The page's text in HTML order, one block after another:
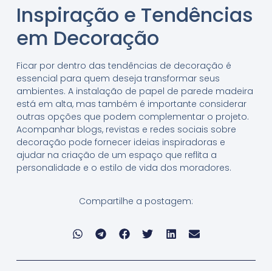
Inspiração e Tendências
em Decoração
Ficar por dentro das tendências de decoração é
essencial para quem deseja transformar seus
ambientes. A instalação de papel de parede madeira
está em alta, mas também é importante considerar
outras opções que podem complementar o projeto.
Acompanhar blogs, revistas e redes sociais sobre
decoração pode fornecer ideias inspiradoras e
ajudar na criação de um espaço que reflita a
personalidade e o estilo de vida dos moradores.
Compartilhe a postagem: